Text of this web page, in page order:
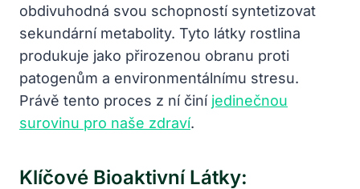
obdivuhodná svou schopností syntetizovat
sekundární metabolity. Tyto látky rostlina
produkuje jako přirozenou obranu proti
patogenům a environmentálnímu stresu.
Právě tento proces z ní činí jedinečnou
surovinu pro naše zdraví.
Klíčové Bioaktivní Látky: